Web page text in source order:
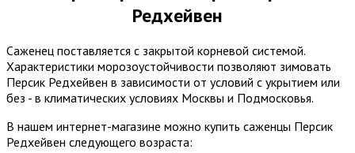
Редхейвен
Саженец поставляется с закрытой корневой системой.
Характеристики морозоустойчивости позволяют зимовать
Персик Редхейвен в зависимости от условий с укрытием или
без - в климатических условиях Москвы и Подмосковья.
В нашем интернет-магазине можно купить саженцы Персик
Редхейвен следующего возраста: